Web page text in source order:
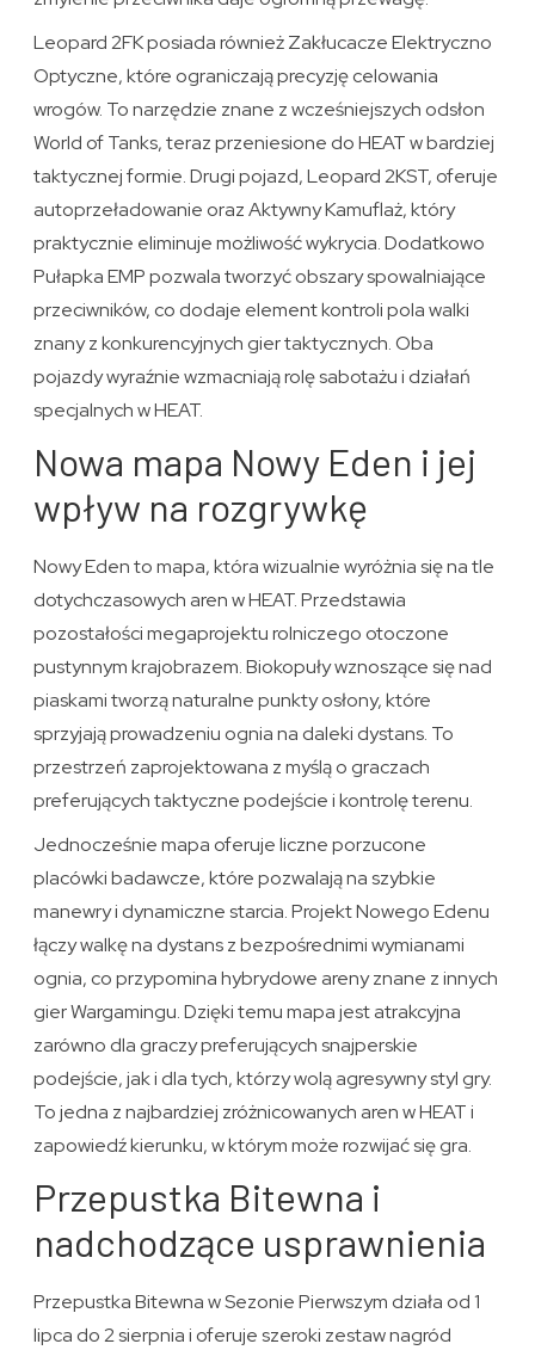
Leopard 2FK posiada również Zakłucacze Elektryczno
Optyczne, które ograniczają precyzję celowania
wrogów. To narzędzie znane z wcześniejszych odsłon
World of Tanks, teraz przeniesione do HEAT w bardziej
taktycznej formie. Drugi pojazd, Leopard 2KST, oferuje
autoprzeładowanie oraz Aktywny Kamuflaż, który
praktycznie eliminuje możliwość wykrycia. Dodatkowo
Pułapka EMP pozwala tworzyć obszary spowalniające
przeciwników, co dodaje element kontroli pola walki
znany z konkurencyjnych gier taktycznych. Oba
pojazdy wyraźnie wzmacniają rolę sabotażu i działań
specjalnych w HEAT.
Nowa mapa Nowy Eden i jej
wpływ na rozgrywkę
Nowy Eden to mapa, która wizualnie wyróżnia się na tle
dotychczasowych aren w HEAT. Przedstawia
pozostałości megaprojektu rolniczego otoczone
pustynnym krajobrazem. Biokopuły wznoszące się nad
piaskami tworzą naturalne punkty osłony, które
sprzyjają prowadzeniu ognia na daleki dystans. To
przestrzeń zaprojektowana z myślą o graczach
preferujących taktyczne podejście i kontrolę terenu.
Jednocześnie mapa oferuje liczne porzucone
placówki badawcze, które pozwalają na szybkie
manewry i dynamiczne starcia. Projekt Nowego Edenu
łączy walkę na dystans z bezpośrednimi wymianami
ognia, co przypomina hybrydowe areny znane z innych
gier Wargamingu. Dzięki temu mapa jest atrakcyjna
zarówno dla graczy preferujących snajperskie
podejście, jak i dla tych, którzy wolą agresywny styl gry.
To jedna z najbardziej zróżnicowanych aren w HEAT i
zapowiedź kierunku, w którym może rozwijać się gra.
Przepustka Bitewna i
nadchodzące usprawnienia
Przepustka Bitewna w Sezonie Pierwszym działa od 1
lipca do 2 sierpnia i oferuje szeroki zestaw nagród